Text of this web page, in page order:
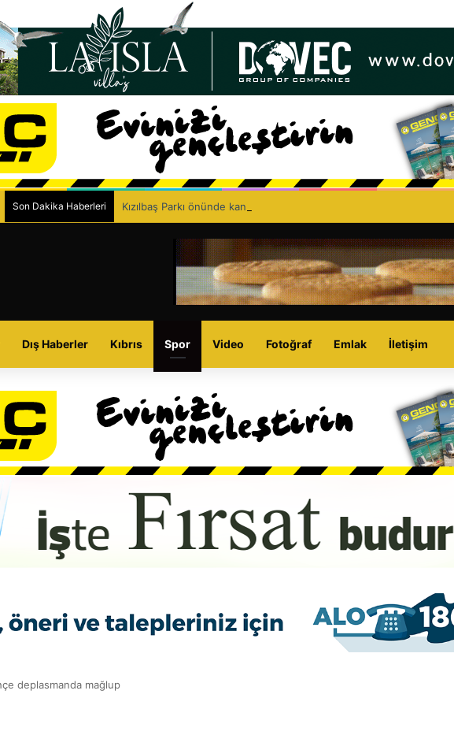
Son Dakika Haberleri Kızılbaş Parkı önünde kanalizasyon çalışması: Şht. Ecvet Yusuf
Dış Haberler Kıbrıs Spor Video Fotoğraf Emlak İletişim
deplasmanda mağlup